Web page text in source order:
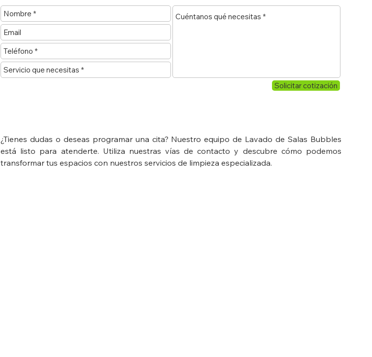
Solicitar cotización
¿Tienes dudas o deseas programar una cita? Nuestro equipo de Lavado de Salas Bubbles
está listo para atenderte. Utiliza nuestras vías de contacto y descubre cómo podemos
transformar tus espacios con nuestros servicios de limpieza especializada.